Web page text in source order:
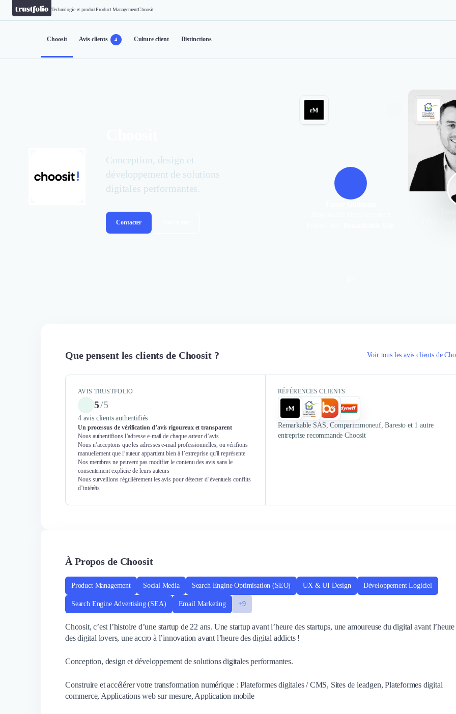
Technologie et produitProduct ManagementChoosit
Choosit Avis clients 4 Culture client Distinctions
Conception, design et
développement de solutions
digitales performantes.
Contacter
ce challenge digital nouveau pour
pu co-construire une plateforme
digitale sur laquelle repose une
ambition commerciale forte. C’est
une belle aventure avec une équipe
pro-active et très à l’écoute. C’est
une première étape d’une
ans, et
transparence
Que pensent les clients de Choosit ? Voir tous les avis clients de
AVIS TRUSTFOLIO
5/5
4 avis clients authentifiés
Un processus de vérification d’avis rigoureux et transparent
Nous authentifions l’adresse e-mail de chaque auteur d’avis
Nous n’acceptons que les adresses e-mail professionnelles, ou vérifions
manuellement que l’auteur appartient bien à l’entreprise qu'il représente
Nos membres ne peuvent pas modifier le contenu des avis sans le
consentement explicite de leurs auteurs
Nous surveillons régulièrement les avis pour détecter d’éventuels conflits
d’intérêts
RÉFÉRENCES CLIENTS
Remarkable SAS, Comparimmoneuf, Baresto et 1 autre
entreprise recommande Choosit
À Propos de Choosit
Product Management Social Media Search Engine Optimisation (SEO) UX & UI Design Développement Logiciel
Search Engine Advertising (SEA) Email Marketing +9
Choosit, c’est l’histoire d’une startup de 22 ans. Une startup avant l’heure des startups, une amoureuse du digital avant l’heure
des digital lovers, une accro à l’innovation avant l’heure des digital addicts !
Conception, design et développement de solutions digitales performantes.
Construire et accélérer votre transformation numérique : Plateformes digitales / CMS, Sites de leadgen, Plateformes digital
commerce, Applications web sur mesure, Application mobile